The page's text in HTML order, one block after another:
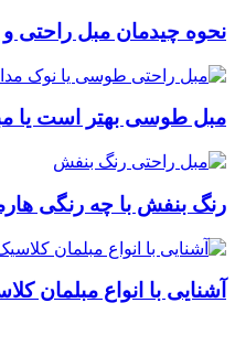
نحوه چیدمان مبل راحتی و
مبل طوسی بهتر است یا
رنگ بنفش با چه رنگی
آشنایی با انواع مبلمان